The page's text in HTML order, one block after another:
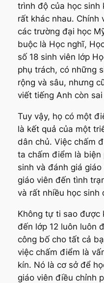
trình độ của học sinh
rất khác nhau. Chính
các trường đại học
buộc là Học nghĩ,
số 18 sinh viên lớp
phụ trách, có những
rộng và sâu, nhưng
viết tiếng Anh còn
Tuy vậy, họ có một
là kết quả của một
dân chủ. Việc chấm
ta chấm điểm là biện
sinh và đánh giá
giáo viên đến tình
và rất nhiều học sinh
Không tự ti sao được
đến lớp 12 luôn luôn
công bố cho tất cả
việc chấm điểm là
kín. Nó là cơ sở để
giáo viên điều chỉnh